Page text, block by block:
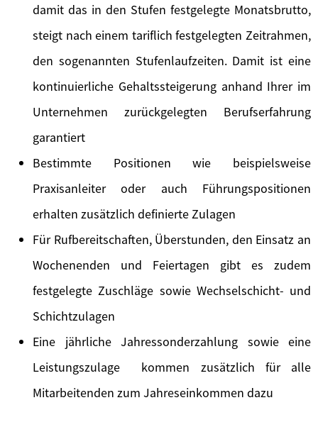
damit das in den Stufen festgelegte Monatsbrutto,
steigt nach einem tariflich festgelegten Zeitrahmen,
den sogenannten Stufenlaufzeiten. Damit ist eine
kontinuierliche Gehaltssteigerung anhand Ihrer im
Unternehmen zurückgelegten Berufserfahrung
garantiert
Bestimmte Positionen wie beispielsweise
Praxisanleiter oder auch Führungspositionen
erhalten zusätzlich definierte Zulagen
Für Rufbereitschaften, Überstunden, den Einsatz an
Wochenenden und Feiertagen gibt es zudem
festgelegte Zuschläge sowie Wechselschicht- und
Schichtzulagen
Eine jährliche Jahressonderzahlung sowie eine
Leistungszulage kommen zusätzlich für alle
Mitarbeitenden zum Jahreseinkommen dazu